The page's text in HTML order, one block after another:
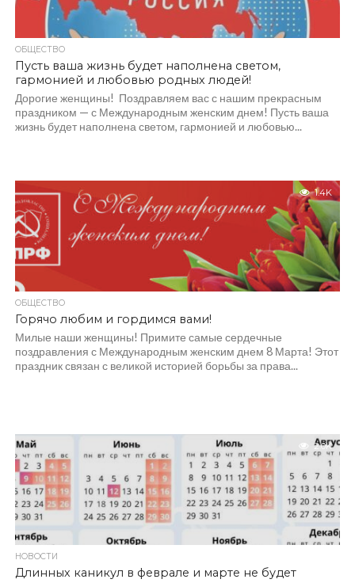
ОБЩЕСТВО
Пусть ваша жизнь будет наполнена светом,
гармонией и любовью родных людей!
Дорогие женщины! Поздравляем вас с нашим прекрасным
праздником — с Международным женским днем! Пусть ваша
жизнь будет наполнена светом, гармонией и любовью...
1.4K
ОБЩЕСТВО
Горячо любим и гордимся вами!
Милые наши женщины! Примите самые сердечные
поздравления с Международным женским днем 8 Марта! Этот
праздник связан с великой историей борьбы за права...
2.0K
НОВОСТИ
Длинных каникул в феврале и марте не будет